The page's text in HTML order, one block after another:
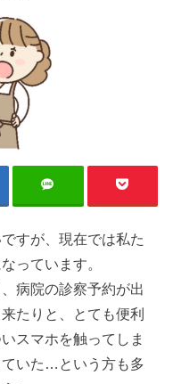
すが、現在では私た
っています。
病院の診察予約が出
たりと、とても便利
スマホを触ってしま
いた…という方も多